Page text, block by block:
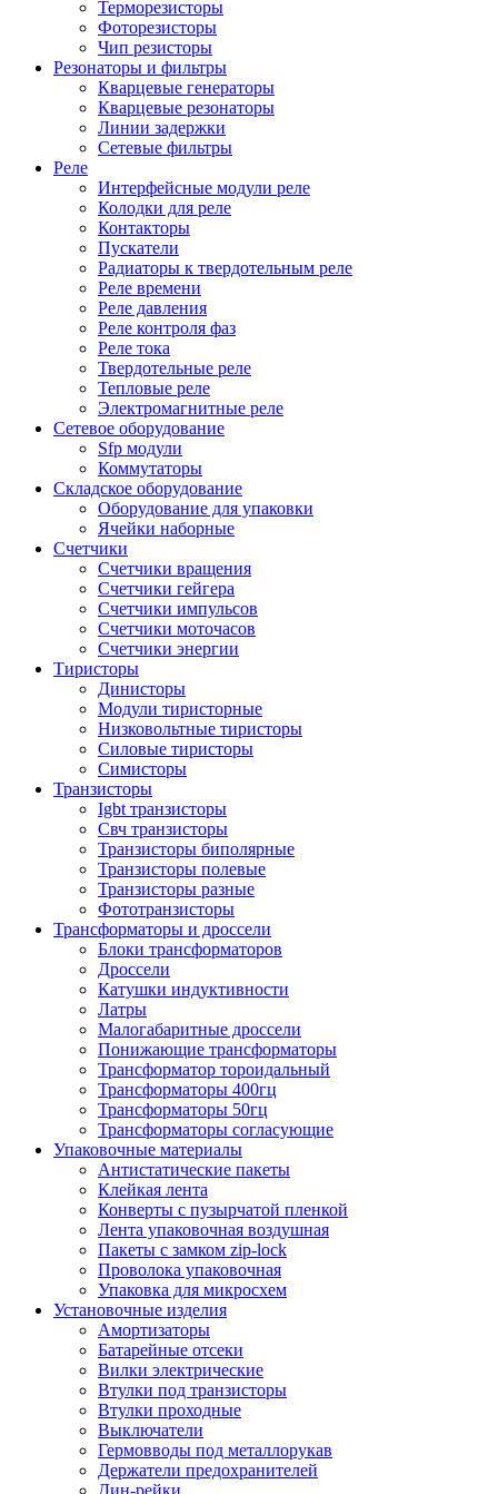
Терморезисторы
Фоторезисторы
Чип резисторы
Резонаторы и фильтры
Кварцевые генераторы
Кварцевые резонаторы
Линии задержки
Сетевые фильтры
Реле
Интерфейсные модули реле
Колодки для реле
Контакторы
Пускатели
Радиаторы к твердотельным реле
Реле времени
Реле давления
Реле контроля фаз
Реле тока
Твердотельные реле
Тепловые реле
Электромагнитные реле
Сетевое оборудование
Sfp модули
Коммутаторы
Складское оборудование
Оборудование для упаковки
Ячейки наборные
Счетчики
Счетчики вращения
Счетчики гейгера
Счетчики импульсов
Счетчики моточасов
Счетчики энергии
Тиристоры
Динисторы
Модули тиристорные
Низковольтные тиристоры
Силовые тиристоры
Симисторы
Транзисторы
Igbt транзисторы
Свч транзисторы
Транзисторы биполярные
Транзисторы полевые
Транзисторы разные
Фототранзисторы
Трансформаторы и дроссели
Блоки трансформаторов
Дроссели
Катушки индуктивности
Латры
Малогабаритные дроссели
Понижающие трансформаторы
Трансформатор тороидальный
Трансформаторы 400гц
Трансформаторы 50гц
Трансформаторы согласующие
Упаковочные материалы
Антистатические пакеты
Клейкая лента
Конверты с пузырчатой пленкой
Лента упаковочная воздушная
Пакеты с замком zip-lock
Проволока упаковочная
Упаковка для микросхем
Установочные изделия
Амортизаторы
Батарейные отсеки
Вилки электрические
Втулки под транзисторы
Втулки проходные
Выключатели
Гермовводы под металлорукав
Держатели предохранителей
Дин-рейки